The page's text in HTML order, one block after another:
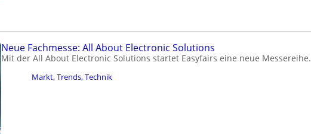
Neue Fachmesse: All About Electronic Solutions
Mit der All About Electronic Solutions startet Easyfairs eine neue Messereihe.
Markt, Trends, Technik